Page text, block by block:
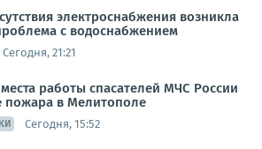
электроснабжения возникла
с водоснабжением
Сегодня, 21:21
работы спасателей МЧС России
пожара в Мелитополе
Сегодня, 15:52